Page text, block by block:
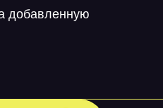
добавленную